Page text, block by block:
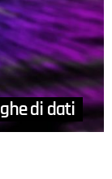
di dati